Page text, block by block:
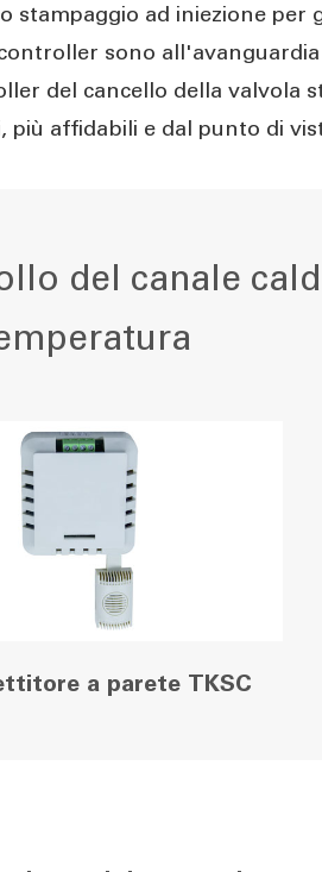
stampaggio ad iniezione
sono
del cancello della valvola
affidabili e dal punto di
del canale
a parete TKSC